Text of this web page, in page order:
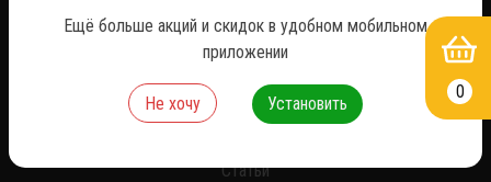
О нас
Статьи
0
Ещё больше акций и скидок в удобном мобильном
приложении
Не хочу Установить